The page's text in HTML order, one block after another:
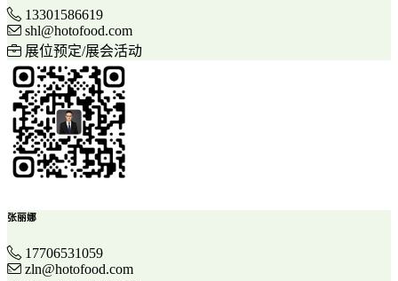
13301586619
shl@hotofood.com
展位预定/展会活动
张丽娜
17706531059
zln@hotofood.com